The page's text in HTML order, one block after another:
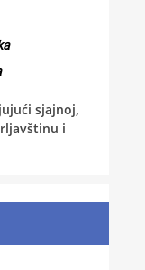
sjajnoj,
i